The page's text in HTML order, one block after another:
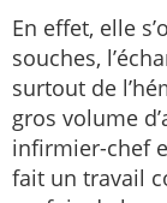
En effet, elle
souches,
surtout de
gros volume
infirmier-chef
fait un travail